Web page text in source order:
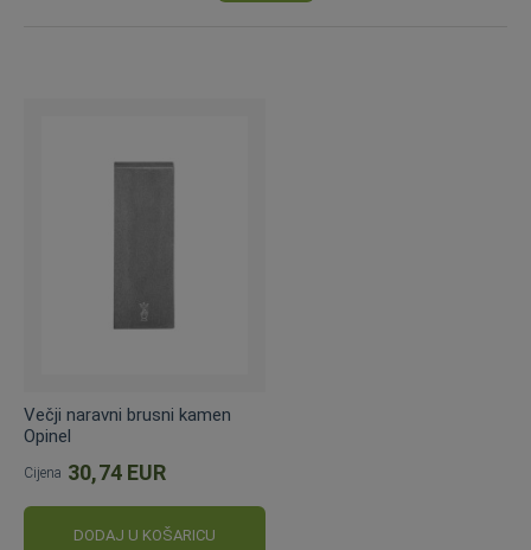
Večji naravni brusni kamen
Opinel
Cijena 30,74 EUR
DODAJ U KOŠARICU